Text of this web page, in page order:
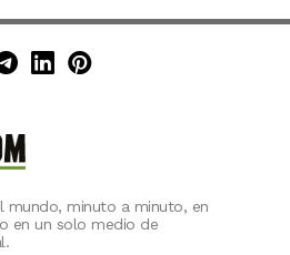
en Instagram
en X (Twitter)
en TikTok
Canal de Minuto30 en
Minuto30 en LinkedIn
Minuto30 en
mundo, minuto a minuto, en
en un solo medio de